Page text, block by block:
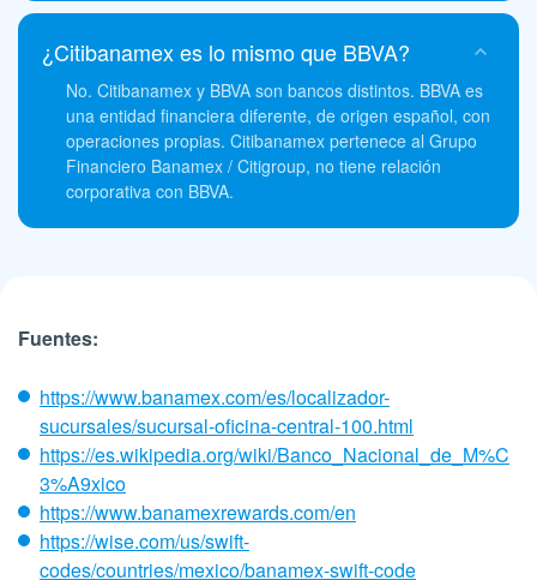
¿Citibanamex es lo mismo que BBVA?
No. Citibanamex y BBVA son bancos distintos. BBVA es
una entidad financiera diferente, de origen español, con
operaciones propias. Citibanamex pertenece al Grupo
Financiero Banamex / Citigroup, no tiene relación
corporativa con BBVA.
Fuentes:
https://www.banamex.com/es/localizador-
sucursales/sucursal-oficina-central-100.html
https://es.wikipedia.org/wiki/Banco_Nacional_de_M%C
3%A9xico
https://www.banamexrewards.com/en
https://wise.com/us/swift-
codes/countries/mexico/banamex-swift-code